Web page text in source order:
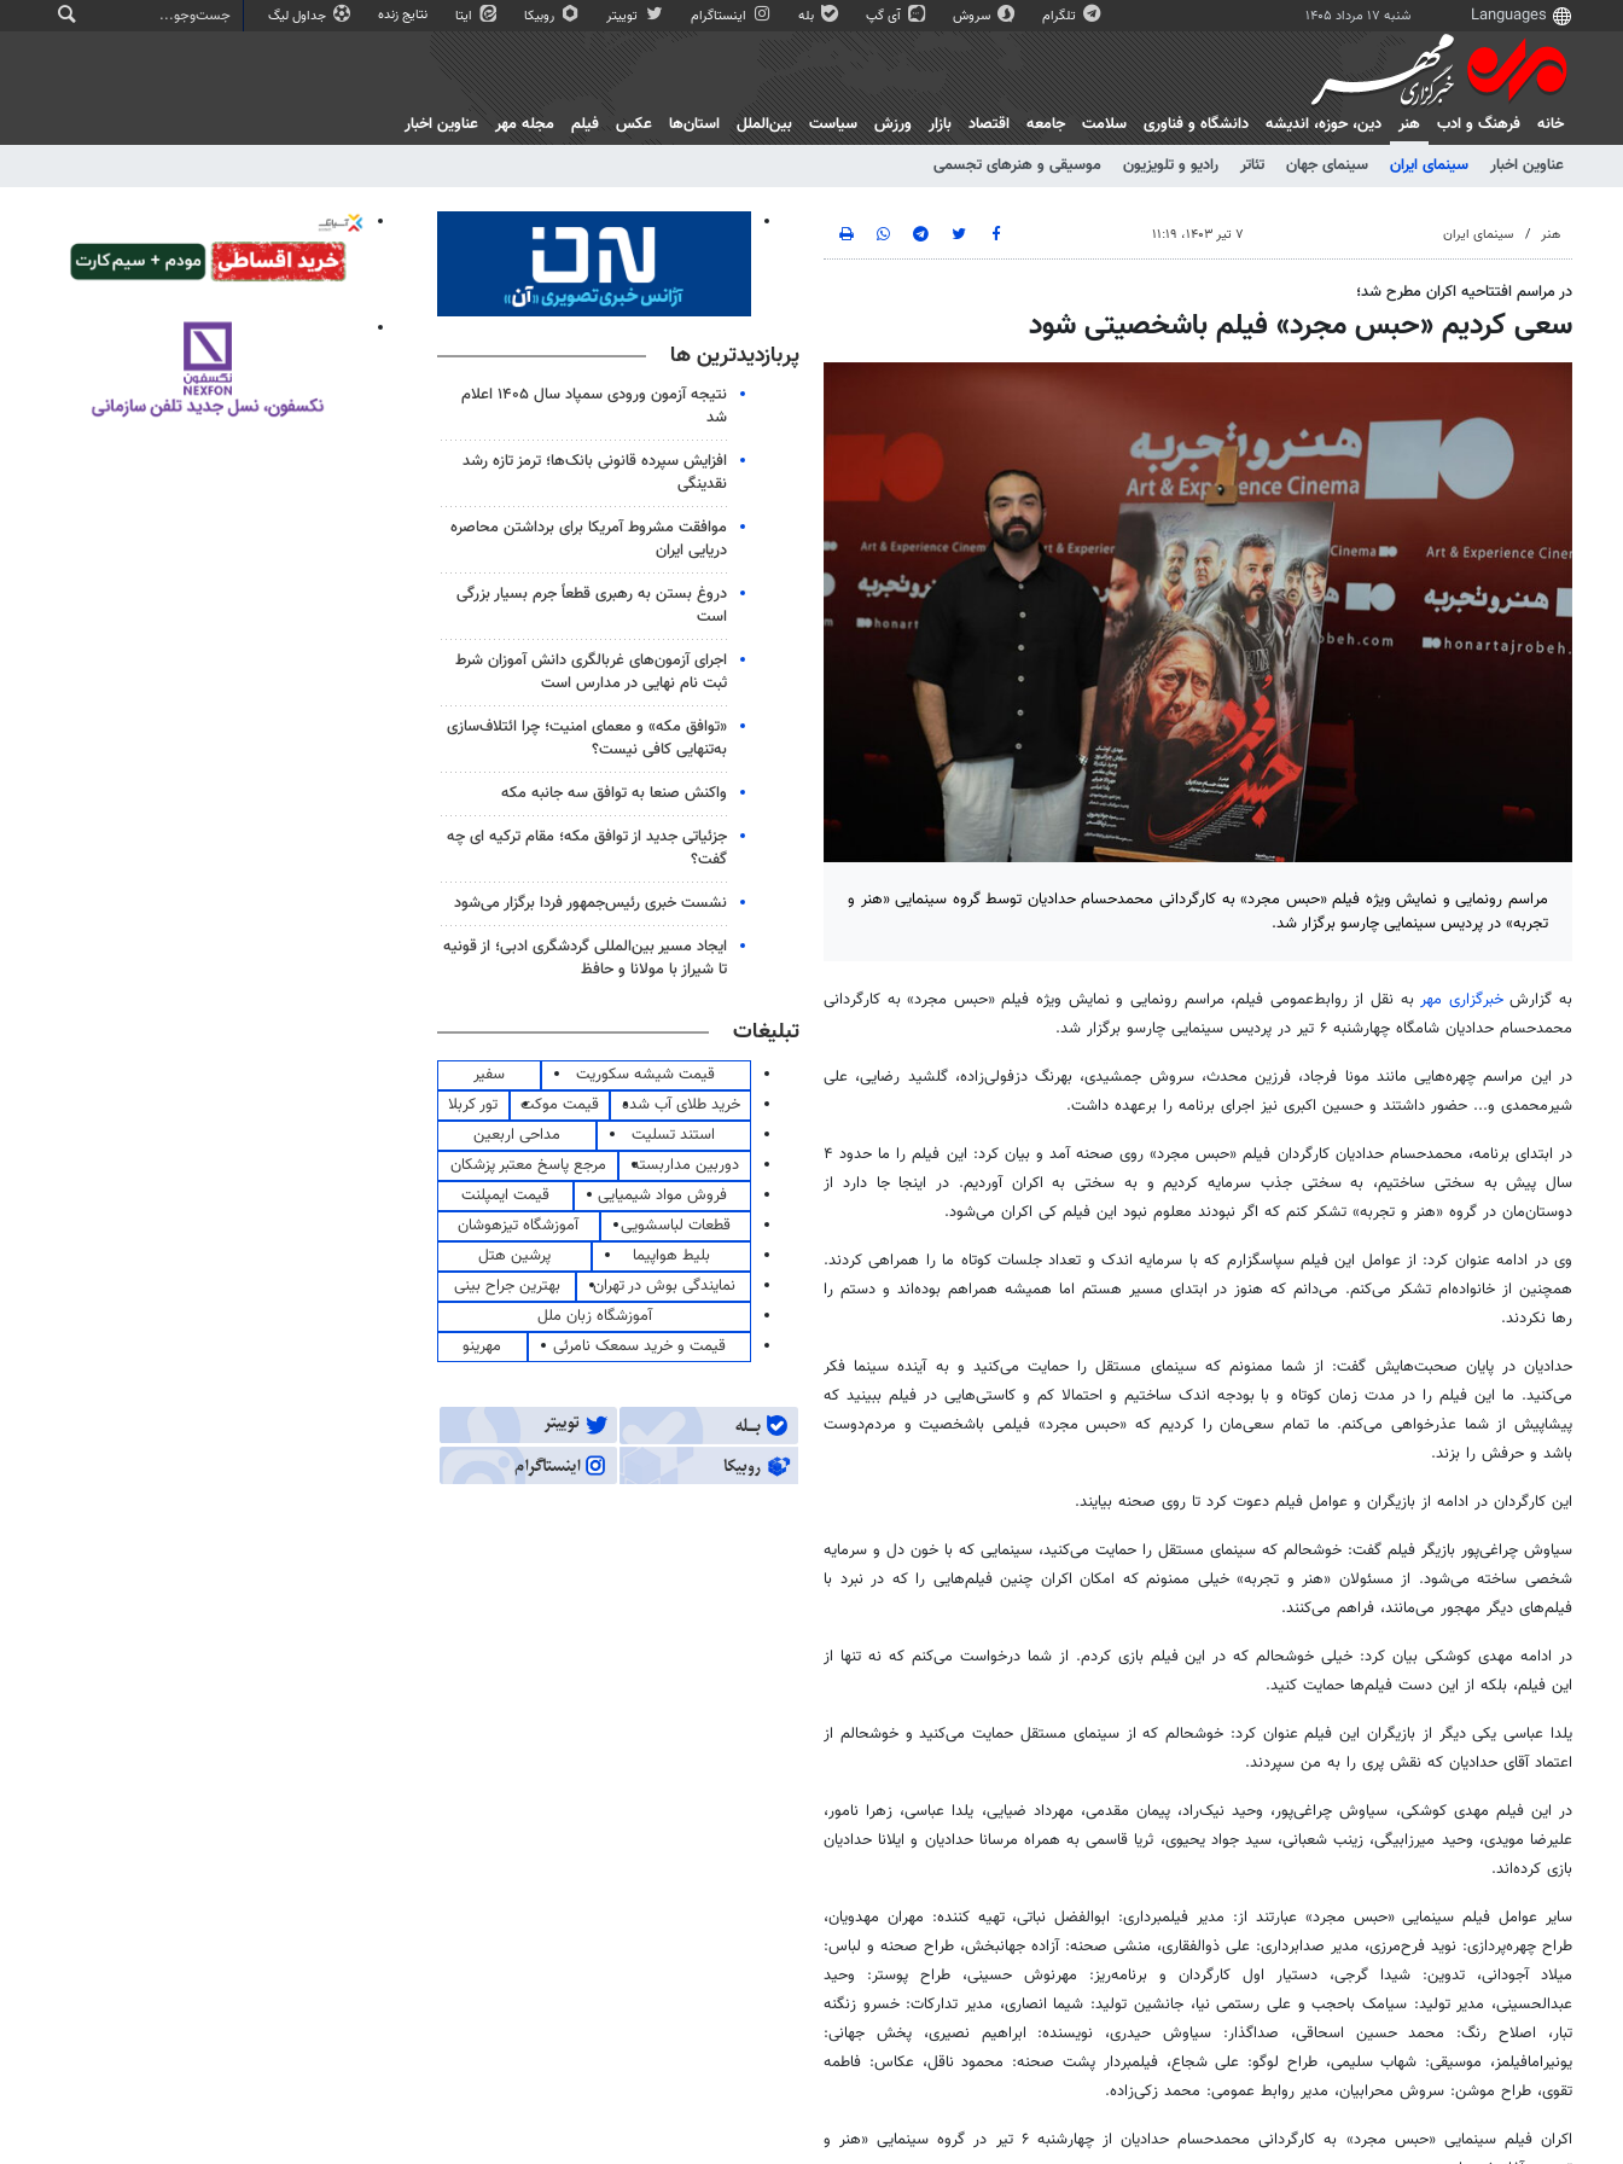
شنبه ۱۷ مرداد ۱۴۰۵ تلگرام سروش آی گپ بله اینستاگرام توییتر روبیکا ایتا نتایج زنده جداول لیگ
خانه فرهنگ و ادب
هنر
عناوین اخبار
سینمای ایران سینمای جهان تئاتر رادیو و تلویزیون موسیقی و هنرهای تجسمی
دين، حوزه، انديشه دانشگاه و فناوری سلامت جامعه اقتصاد بازار ورزش سیاست بین‌الملل استان‌ها عکس فیلم مجله مهر عناوین اخبار
هنر سینمای ایران ۷ تیر ۱۴۰۳، ۱۱:۱۹
در مراسم افتتاحیه اکران مطرح شد؛
سعی کردیم «حبس مجرد» فیلم باشخصیتی شود
مراسم رونمایی و نمایش ویژه فیلم «حبس مجرد» به کارگردانی محمدحسام حدادیان توسط گروه سینمایی «هنر و
تجربه» در پردیس سینمایی چارسو برگزار شد.
به گزارشخبرگزاری مهر به نقل از روابط‌عمومی فیلم، مراسم رونمایی و نمایش ویژه فیلم «حبس مجرد» به کارگردانی
محمدحسام حدادیان شامگاه چهارشنبه ۶ تیر در پردیس سینمایی چارسو برگزار شد.
در این مراسم چهره‌هایی مانند مونا فرجاد، فرزین محدث، سروش جمشیدی، بهرنگ دزفولی‌زاده، گلشید رضایی، علی
شیرمحمدی و... حضور داشتند و حسین اکبری نیز اجرای برنامه را برعهده داشت.
در ابتدای برنامه، محمدحسام حدادیان کارگردان فیلم «حبس مجرد» روی صحنه آمد و بیان کرد: این فیلم را ما حدود ۴
سال پیش به سختی ساختیم، به سختی جذب سرمایه کردیم و به سختی به اکران آوردیم. در اینجا جا دارد از
دوستان‌مان در گروه «هنر و تجربه» تشکر کنم که اگر نبودند معلوم نبود این فیلم کی اکران می‌شود.
وی در ادامه عنوان کرد: از عوامل این فیلم سپاسگزارم که با سرمایه اندک و تعداد جلسات کوتاه ما را همراهی کردند.
همچنین از خانواده‌ام تشکر می‌کنم. می‌دانم که هنوز در ابتدای مسیر هستم اما همیشه همراهم بوده‌اند و دستم را
رها نکردند.
حدادیان در پایان صحبت‌هایش گفت: از شما ممنونم که سینمای مستقل را حمایت می‌کنید و به آینده سینما فکر
می‌کنید. ما این فیلم را در مدت زمان کوتاه و با بودجه اندک ساختیم و احتمالا کم و کاستی‌هایی در فیلم ببینید که
پیشاپیش از شما عذرخواهی می‌کنم. ما تمام سعی‌مان را کردیم که «حبس مجرد» فیلمی باشخصیت و مردم‌دوست
باشد و حرفش را بزند.
این کارگردان در ادامه از بازیگران و عوامل فیلم دعوت کرد تا روی صحنه بیایند.
سیاوش چراغی‌پور بازیگر فیلم گفت: خوشحالم که سینمای مستقل را حمایت می‌کنید، سینمایی که با خون دل و سرمایه
شخصی ساخته می‌شود. از مسئولان «هنر و تجربه» خیلی ممنونم که امکان اکران چنین فیلم‌هایی را که در نبرد با
فیلم‌های دیگر مهجور می‌مانند، فراهم می‌کنند.
در ادامه مهدی کوشکی بیان کرد: خیلی خوشحالم که در این فیلم بازی کردم. از شما درخواست می‌کنم که نه تنها از
این فیلم، بلکه از این دست فیلم‌ها حمایت کنید.
یلدا عباسی یکی دیگر از بازیگران این فیلم عنوان کرد: خوشحالم که از سینمای مستقل حمایت می‌کنید و خوشحالم از
اعتماد آقای حدادیان که نقش پری را به من سپردند.
در این فیلم مهدی کوشکی، سیاوش چراغی‌پور، وحید نیک‌راد، پیمان مقدمی، مهرداد ضیایی، یلدا عباسی، زهرا نامور،
علیرضا مویدی، وحید میرزابیگی، زینب شعبانی، سید جواد یحیوی، ثریا قاسمی به همراه مرسانا حدادیان و ایلانا حدادیان
بازی کرده‌اند.
سایر عوامل فیلم سینمایی «حبس مجرد» عبارتند از: مدیر فیلمبرداری: ابوالفضل نباتی، تهیه کننده: مهران مهدویان،
طراح چهره‌پردازی: نوید فرح‌مرزی، مدیر صدابرداری: علی ذوالفقاری، منشی صحنه: آزاده جهانبخش، طراح صحنه و لباس:
میلاد آجودانی، تدوین: شیدا گرجی، دستیار اول کارگردان و برنامه‌ریز: مهرنوش حسینی، طراح پوستر: وحید
عبدالحسینی، مدیر تولید: سیامک باحجب و علی رستمی نیا، جانشین تولید: شیما انصاری، مدیر تدارکات: خسرو زنگنه
تبار، اصلاح رنگ: محمد حسین اسحاقی، صداگذار: سیاوش حیدری، نویسنده: ابراهیم نصیری، پخش جهانی:
یونیرامافیلمز، موسیقی: شهاب سلیمی، طراح لوگو: علی شجاع، فیلمبردار پشت صحنه: محمود ناقل، عکاس: فاطمه
تقوی، طراح موشن: سروش محرابیان، مدیر روابط عمومی: محمد زکی‌زاده.
اکران فیلم سینمایی «حبس مجرد» به کارگردانی محمدحسام حدادیان از چهارشنبه ۶ تیر در گروه سینمایی «هنر و
پربازدیدترین ها
نتیجه آزمون ورودی سمپاد سال ۱۴۰۵ اعلام
شد
افزایش سپرده قانونی بانک‌ها؛ ترمز تازه رشد
نقدینگی
موافقت مشروط آمریکا برای برداشتن محاصره
دریایی ایران
دروغ بستن به رهبری قطعاً جرم بسیار بزرگی
است
اجرای آزمون‌های غربالگری دانش آموزان شرط
ثبت نام نهایی در مدارس است
«توافق مکه» و معمای امنیت؛ چرا ائتلاف‌سازی
به‌تنهایی کافی نیست؟
واکنش صنعا به توافق سه جانبه مکه
جزئیاتی جدید از توافق مکه؛ مقام ترکیه ای چه
گفت؟
نشست خبری رئیس‌جمهور فردا برگزار می‌شود
ایجاد مسیر بین‌المللی گردشگری ادبی؛ از قونیه
تا شیراز با مولانا و حافظ
تبلیغات
قیمت شیشه سکوریت
سفیر
خرید طلای آب شده
قیمت موکت
تور کربلا
استند تسلیت
مداحی اربعین
دوربین مداربسته
مرجع پاسخ معتبر پزشکان
فروش مواد شیمیایی
قیمت ایمپلنت
قطعات لباسشویی
آموزشگاه تیزهوشان
بلیط هواپیما
پرشین هتل
نمایندگی بوش در تهران
بهترین جراح بینی
آموزشگاه زبان ملل
قیمت و خرید سمعک نامرئی
مهرینو